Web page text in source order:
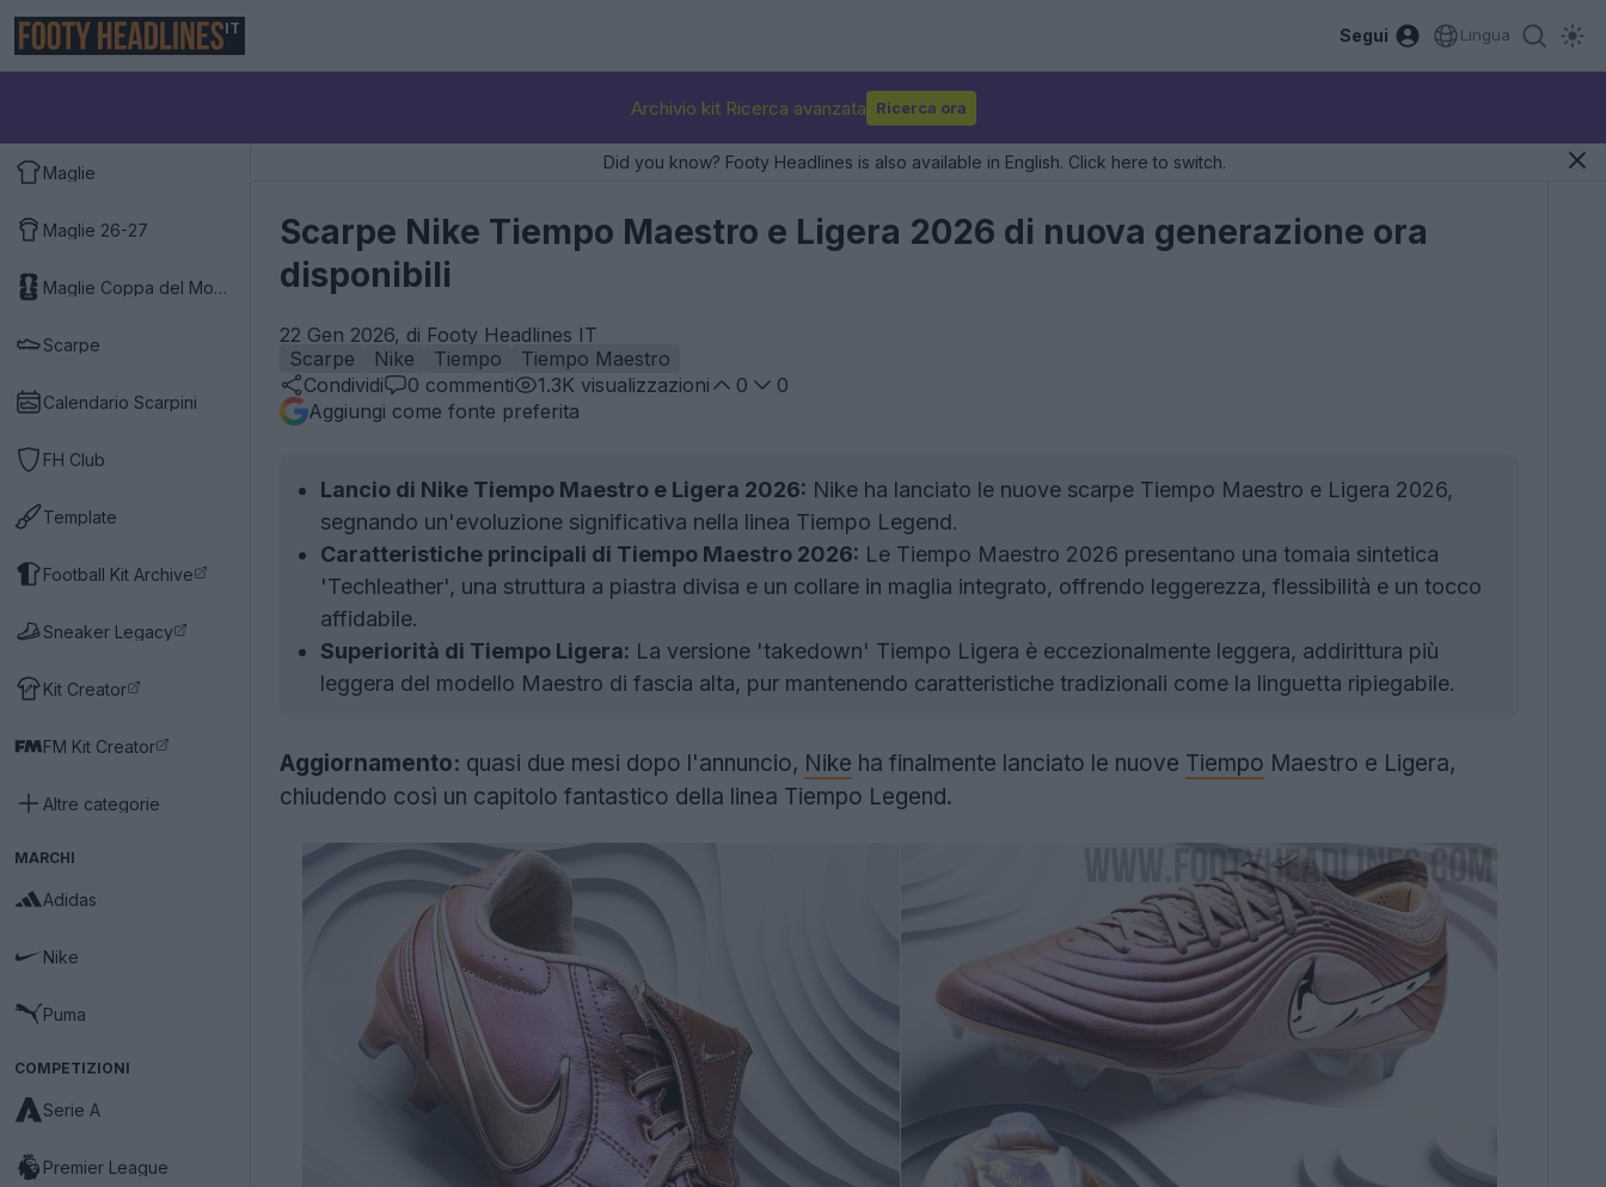
IT Segui Lingua
Archivio kit Ricerca avanzata Ricerca ora
Maglie
Maglie 26-27
Maglie Coppa del Mondo 2026
Scarpe
Calendario Scarpini
FH Club
Template
Football Kit Archive
Sneaker Legacy
Kit Creator
FM Kit Creator
Altre categorie
MARCHI
Adidas
Nike
Puma
COMPETIZIONI
Serie A
Premier League
Did you know? Footy Headlines is also available in English. Click here to switch.
Scarpe Nike Tiempo Maestro e Ligera 2026 di nuova generazione ora
disponibili
22 Gen 2026, di Footy Headlines IT
Scarpe
Nike Tiempo
Tiempo Maestro
Condividi
0 commenti 1.3K visualizzazioni 0
0
Aggiungi come fonte preferita
Lancio di Nike Tiempo Maestro e Ligera 2026: Nike ha lanciato le nuove scarpe Tiempo Maestro e Ligera 2026,
segnando un'evoluzione significativa nella linea Tiempo Legend.
Caratteristiche principali di Tiempo Maestro 2026: Le Tiempo Maestro 2026 presentano una tomaia sintetica
'Techleather', una struttura a piastra divisa e un collare in maglia integrato, offrendo leggerezza, flessibilità e un tocco
affidabile.
Superiorità di Tiempo Ligera: La versione 'takedown' Tiempo Ligera è eccezionalmente leggera, addirittura più
leggera del modello Maestro di fascia alta, pur mantenendo caratteristiche tradizionali come la linguetta ripiegabile.
Aggiornamento: quasi due mesi dopo l'annuncio, Nike ha finalmente lanciato le nuove Tiempo Maestro e Ligera,
chiudendo così un capitolo fantastico della linea Tiempo Legend.